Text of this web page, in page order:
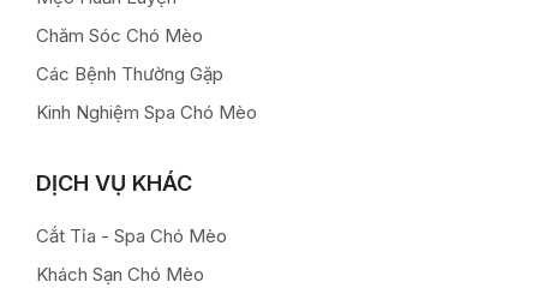
Chăm Sóc Chó Mèo
Các Bệnh Thường Gặp
Kinh Nghiệm Spa Chó Mèo
DỊCH VỤ KHÁC
Cắt Tỉa - Spa Chó Mèo
Khách Sạn Chó Mèo